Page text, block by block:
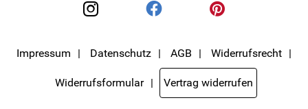
Impressum Datenschutz AGB Widerrufsrecht
Widerrufsformular Vertrag widerrufen